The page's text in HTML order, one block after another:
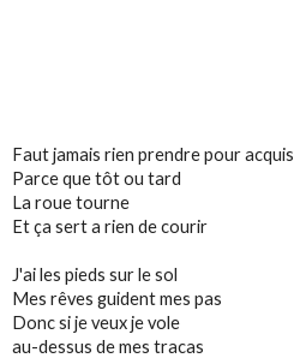
Faut jamais rien prendre pour acquis
Parce que tôt ou tard
La roue tourne
Et ça sert a rien de courir
J'ai les pieds sur le sol
Mes rêves guident mes pas
Donc si je veux je vole
au-dessus de mes tracas